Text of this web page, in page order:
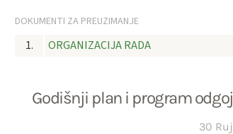
DOKUMENTI ZA PREUZIMANJE
1. ORGANIZACIJA RADA
Godišnji plan i program
30